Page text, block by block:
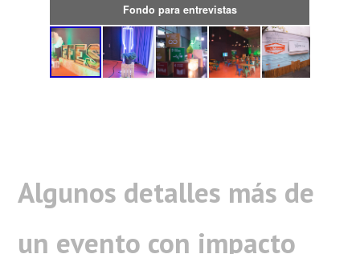
Fondo para entrevistas
Algunos detalles más de
un evento con impacto